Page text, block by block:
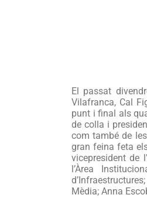
El passat
Vilafranca, Cal
punt i final als
de colla i
com també de
gran feina feta
vicepresident de
l’Àrea
Mèdia; Anna